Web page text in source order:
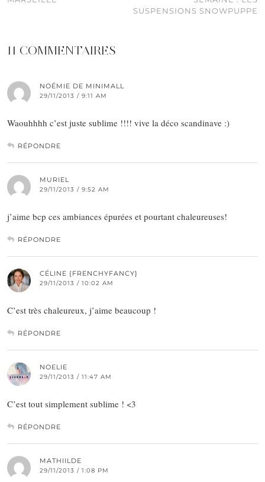
SUSPENSIONS SNOWPUPPE
11 COMMENTAIRES
NOÉMIE DE MINIMALL
29/11/2013 / 9:11 AM
Waouhhhh c’est juste sublime !!!! vive la déco scandinave :)
RÉPONDRE
MURIEL
29/11/2013 / 9:52 AM
j’aime bcp ces ambiances épurées et pourtant chaleureuses!
RÉPONDRE
CÉLINE {FRENCHYFANCY}
29/11/2013 / 10:02 AM
C’est très chaleureux, j’aime beaucoup !
RÉPONDRE
NOELIE
29/11/2013 / 11:47 AM
C’est tout simplement sublime ! <3
RÉPONDRE
MATHIILDE
29/11/2013 / 1:08 PM